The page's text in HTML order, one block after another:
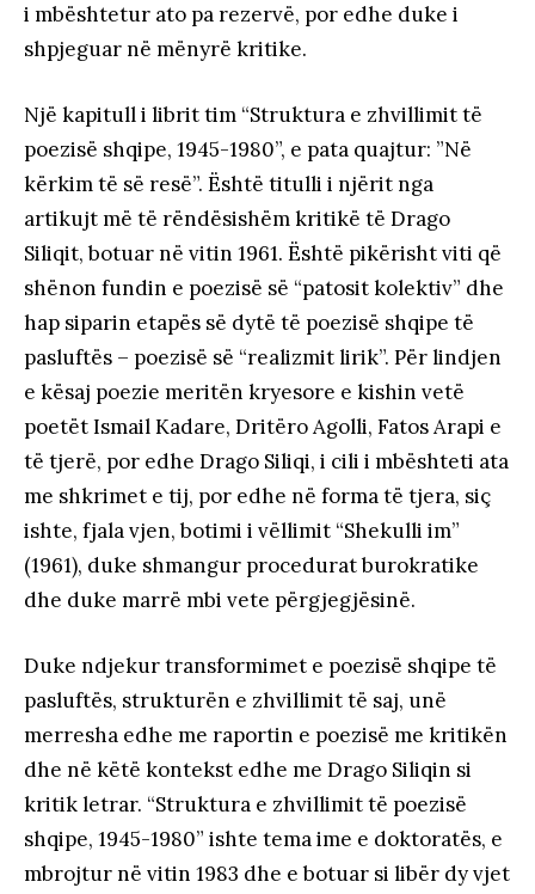
i mbështetur ato pa rezervë, por edhe duke i
shpjeguar në mënyrë kritike.
Një kapitull i librit tim “Struktura e zhvillimit të
poezisë shqipe, 1945-1980”, e pata quajtur: ”Në
kërkim të së resë”. Është titulli i njërit nga
artikujt më të rëndësishëm kritikë të Drago
Siliqit, botuar në vitin 1961. Është pikërisht viti që
shënon fundin e poezisë së “patosit kolektiv” dhe
hap siparin etapës së dytë të poezisë shqipe të
pasluftës – poezisë së “realizmit lirik”. Për lindjen
e kësaj poezie meritën kryesore e kishin vetë
poetët Ismail Kadare, Dritëro Agolli, Fatos Arapi e
të tjerë, por edhe Drago Siliqi, i cili i mbështeti ata
me shkrimet e tij, por edhe në forma të tjera, siç
ishte, fjala vjen, botimi i vëllimit “Shekulli im”
(1961), duke shmangur procedurat burokratike
dhe duke marrë mbi vete përgjegjësinë.
Duke ndjekur transformimet e poezisë shqipe të
pasluftës, strukturën e zhvillimit të saj, unë
merresha edhe me raportin e poezisë me kritikën
dhe në këtë kontekst edhe me Drago Siliqin si
kritik letrar. “Struktura e zhvillimit të poezisë
shqipe, 1945-1980” ishte tema ime e doktoratës, e
mbrojtur në vitin 1983 dhe e botuar si libër dy vjet